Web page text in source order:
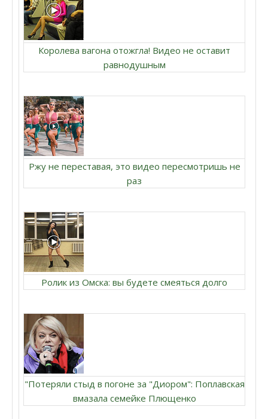
Королева вагона отожгла! Видео не оставит
равнодушным
Ржу не переставая, это видео пересмотришь не
раз
Ролик из Омска: вы будете смеяться долго
"Потеряли стыд в погоне за "Диором": Поплавская
вмазала семейке Плющенко